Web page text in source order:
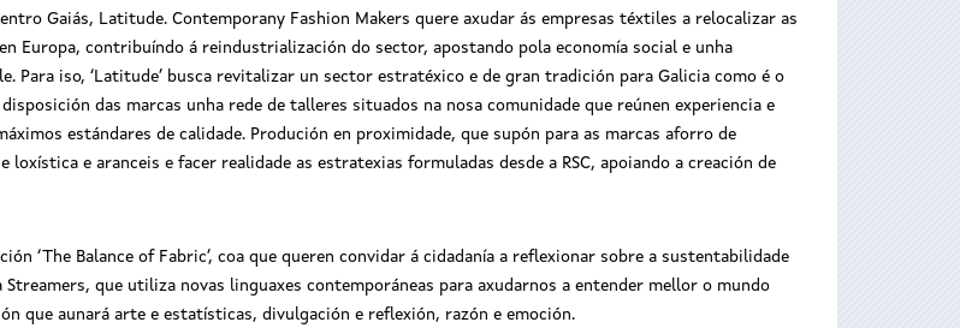
Gaiás, Latitude. Contemporany Fashion Makers quere axudar ás empresas téxtiles a relocalizar as
Europa, contribuíndo á reindustrialización do sector, apostando pola economía social e unha
Para iso, ‘Latitude’ busca revitalizar un sector estratéxico e de gran tradición para Galicia como é o
das marcas unha rede de talleres situados na nosa comunidade que reúnen experiencia e
estándares de calidade. Produción en proximidade, que supón para as marcas aforro de
loxística e aranceis e facer realidade as estratexias formuladas desde a RSC, apoiando a creación de
‘The Balance of Fabric’, coa que queren convidar á cidadanía a reflexionar sobre a sustentabilidade
que utiliza novas linguaxes contemporáneas para axudarnos a entender mellor o mundo
que aunará arte e estatísticas, divulgación e reflexión, razón e emoción.